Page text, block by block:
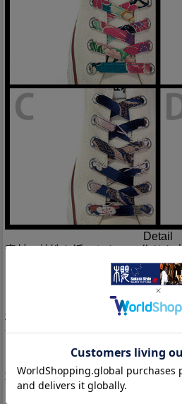
Detail
素材の特性を活かしたモノ作りを
さんから「くつひも（5～6穴用）
カラフルな和柄のちりめん生地を
ノーマルなスニーカーのひもを取
柄をお楽しみ頂くことの出来るア
今回は、検査結果は40kg以上の引
その価値はあるか？無いか？は別
めんの「ひも」は丈夫なだけでは
雨にぬれても縮まないし、色落ち